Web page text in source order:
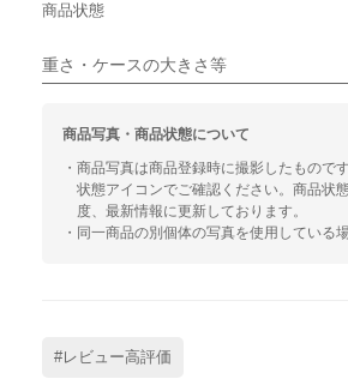
商品状態
重さ・ケースの大きさ等
カジュアル
商品写真・商品状態について
・商品写真は商品登録時に撮影したもので
状態アイコンでご確認ください。商品状
度、最新情報に更新しております。
・同一商品の別個体の写真を使用している
#レビュー高評価